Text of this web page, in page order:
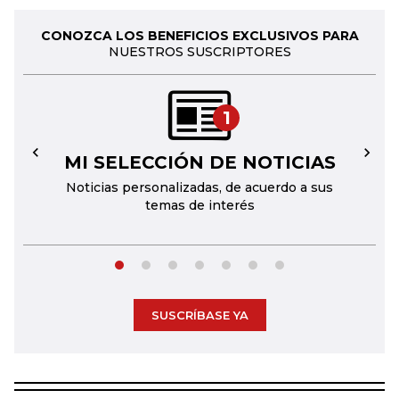
CONOZCA LOS BENEFICIOS EXCLUSIVOS PARA
NUESTROS SUSCRIPTORES
1
MI SELECCIÓN DE NOTICIAS
Noticias personalizadas, de acuerdo a sus
temas de interés
← →
SUSCRÍBASE YA